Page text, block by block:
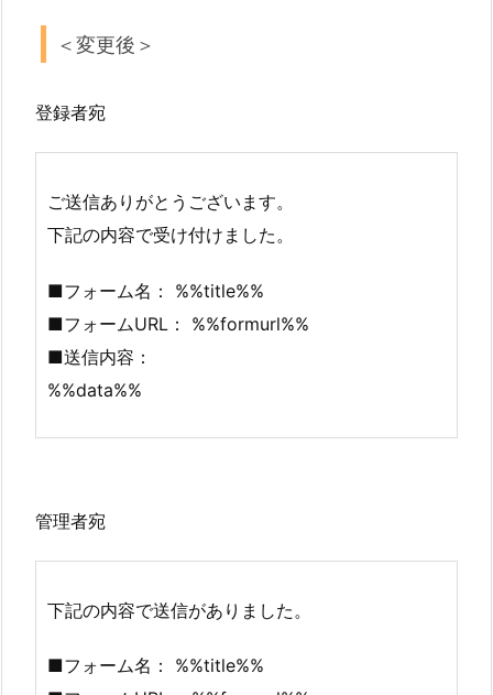
＜変更後＞
登録者宛
ご送信ありがとうございます。
下記の内容で受け付けました。
■フォーム名： %%title%%
■フォームURL： %%formurl%%
■送信内容：
%%data%%
管理者宛
下記の内容で送信がありました。
■フォーム名： %%title%%